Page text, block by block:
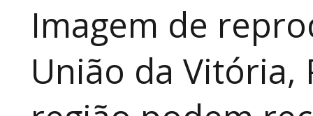
Imagem de
União da Vitória,